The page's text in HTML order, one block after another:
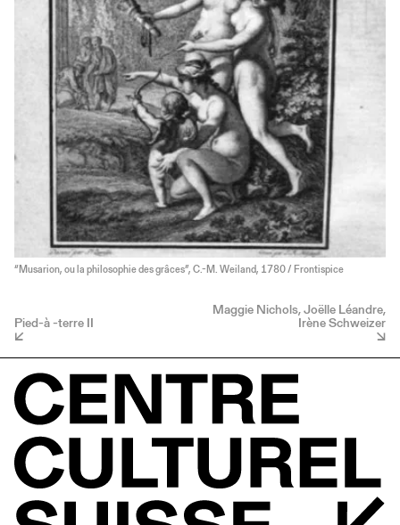
“Musarion, ou la philosophie des grâces”, C.-M. Weiland, 1780 / Frontispice
Pied-à -terre II
Maggie Nichols, Joëlle Léandre,
Irène Schweizer